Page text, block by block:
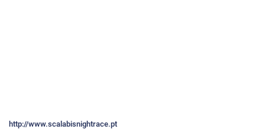
http://www.scalabisnightrace.pt